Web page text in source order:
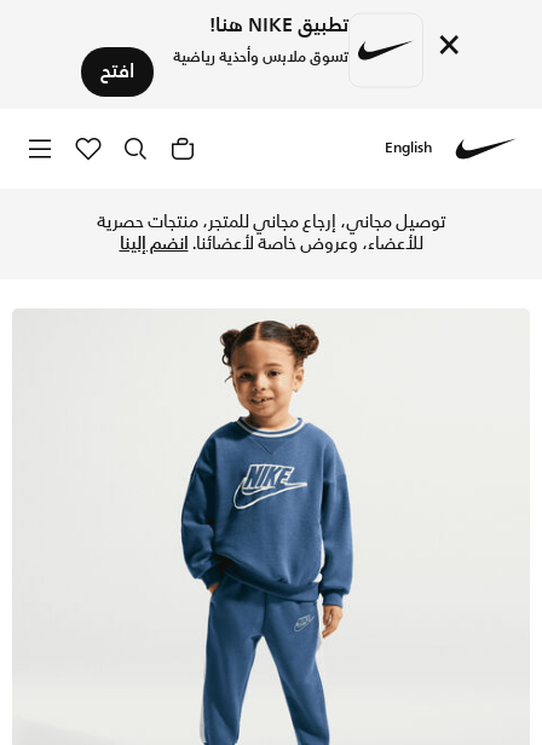
× تطبيق NIKE هنا!
تسوق ملابس وأحذية رياضية افتح
English
توصيل مجاني، إرجاع مجاني للمتجر، منتجات حصرية
للأعضاء، وعروض خاصة لأعضائنا.انضم إلينا